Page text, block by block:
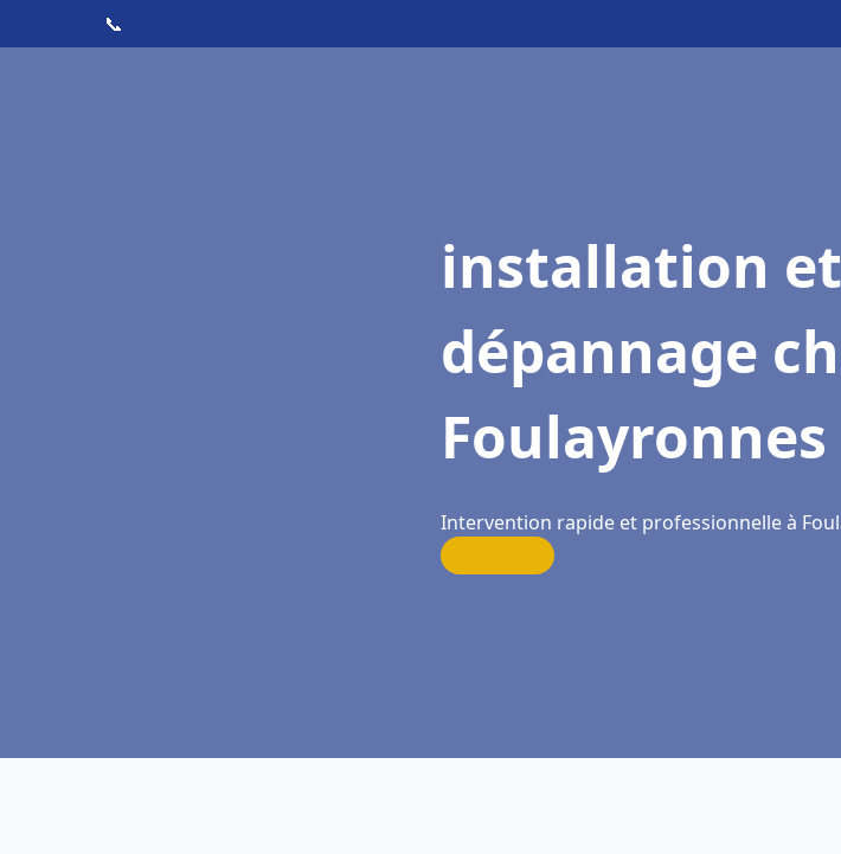
📞
installation et
dépannage
Foulayronnes
Intervention rapide et professionnelle à